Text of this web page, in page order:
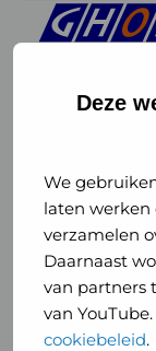
Deze
We
laten
verzamelen
Daarnaast
van partners
van
cookiebeleid.
of
GGD
GHOR
of
GGD
GGD Reizen
GGD Reizen